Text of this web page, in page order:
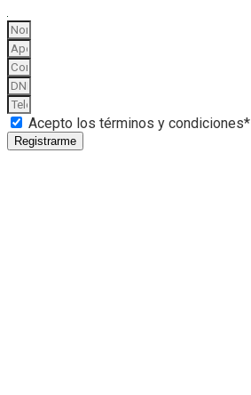
Acepto los términos y condiciones*
Registrarme